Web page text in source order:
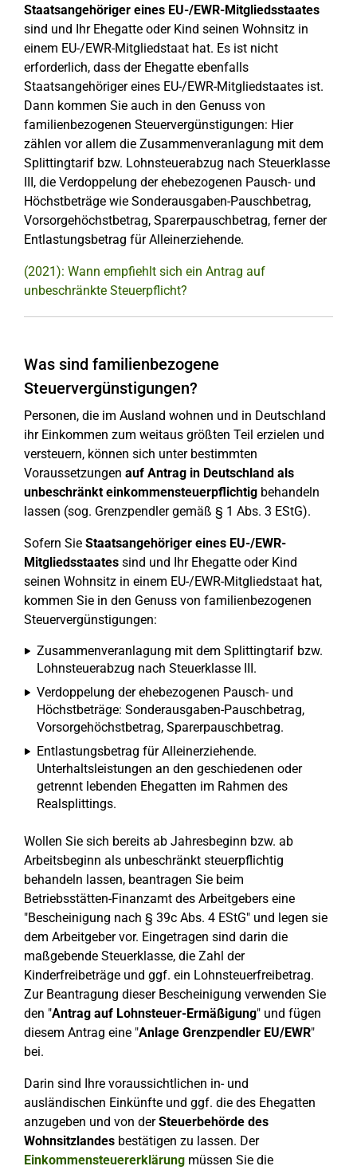
Staatsangehöriger eines EU-/EWR-Mitgliedsstaates
sind und Ihr Ehegatte oder Kind seinen Wohnsitz in
einem EU-/EWR-Mitgliedstaat hat. Es ist nicht
erforderlich, dass der Ehegatte ebenfalls
Staatsangehöriger eines EU-/EWR-Mitgliedstaates ist.
Dann kommen Sie auch in den Genuss von
familienbezogenen Steuervergünstigungen: Hier
zählen vor allem die Zusammenveranlagung mit dem
Splittingtarif bzw. Lohnsteuerabzug nach Steuerklasse
III, die Verdoppelung der ehebezogenen Pausch- und
Höchstbeträge wie Sonderausgaben-Pauschbetrag,
Vorsorgehöchstbetrag, Sparerpauschbetrag, ferner der
Entlastungsbetrag für Alleinerziehende.
(2021): Wann empfiehlt sich ein Antrag auf
unbeschränkte Steuerpflicht?
Was sind familienbezogene
Steuervergünstigungen?
Personen, die im Ausland wohnen und in Deutschland
ihr Einkommen zum weitaus größten Teil erzielen und
versteuern, können sich unter bestimmten
Voraussetzungen auf Antrag in Deutschland als
unbeschränkt einkommensteuerpflichtig behandeln
lassen (sog. Grenzpendler gemäß § 1 Abs. 3 EStG).
Sofern Sie Staatsangehöriger eines EU-/EWR-
Mitgliedsstaates sind und Ihr Ehegatte oder Kind
seinen Wohnsitz in einem EU-/EWR-Mitgliedstaat hat,
kommen Sie in den Genuss von familienbezogenen
Steuervergünstigungen:
Zusammenveranlagung mit dem Splittingtarif bzw.
Lohnsteuerabzug nach Steuerklasse III.
Verdoppelung der ehebezogenen Pausch- und
Höchstbeträge: Sonderausgaben-Pauschbetrag,
Vorsorgehöchstbetrag, Sparerpauschbetrag.
Entlastungsbetrag für Alleinerziehende.
Unterhaltsleistungen an den geschiedenen oder
getrennt lebenden Ehegatten im Rahmen des
Realsplittings.
Wollen Sie sich bereits ab Jahresbeginn bzw. ab
Arbeitsbeginn als unbeschränkt steuerpflichtig
behandeln lassen, beantragen Sie beim
Betriebsstätten-Finanzamt des Arbeitgebers eine
"Bescheinigung nach § 39c Abs. 4 EStG" und legen sie
dem Arbeitgeber vor. Eingetragen sind darin die
maßgebende Steuerklasse, die Zahl der
Kinderfreibeträge und ggf. ein Lohnsteuerfreibetrag.
Zur Beantragung dieser Bescheinigung verwenden Sie
den "Antrag auf Lohnsteuer-Ermäßigung" und fügen
diesem Antrag eine "Anlage Grenzpendler EU/EWR"
bei.
Darin sind Ihre voraussichtlichen in- und
ausländischen Einkünfte und ggf. die des Ehegatten
anzugeben und von derSteuerbehörde des
Wohnsitzlandes bestätigen zu lassen. Der
Einkommensteuererklärung müssen Sie die